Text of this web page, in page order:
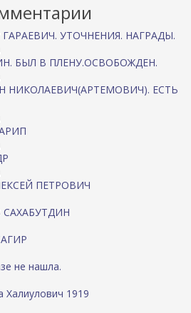
УТОЧНЕНИЯ. НАГРАДЫ.
БЫЛ В ПЛЕНУ.ОСВОБОЖДЕН.
НИКОЛАЕВИЧ(АРТЕМОВИЧ). ЕСТЬ
ПЕТРОВИЧ
не нашла.
Халиулович 1919